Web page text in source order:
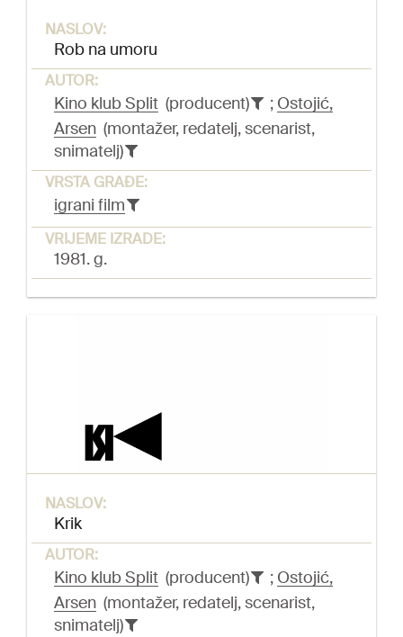
NASLOV:
Rob na umoru
AUTOR:
Kino klub Split (producent) ; Ostojić,
Arsen (montažer, redatelj, scenarist,
snimatelj)
VRSTA GRAĐE:
igrani film
VRIJEME IZRADE:
1981. g.
NASLOV:
Krik
AUTOR:
Kino klub Split (producent) ; Ostojić,
Arsen (montažer, redatelj, scenarist,
snimatelj)